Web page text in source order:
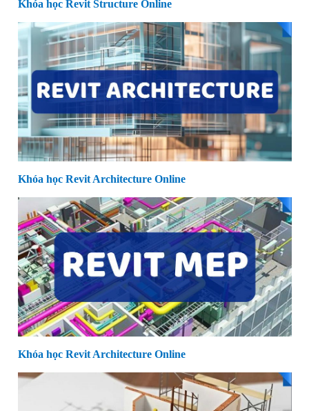
Khóa học Revit Structure Online
Khóa học Revit Architecture Online
Khóa học Revit Architecture Online